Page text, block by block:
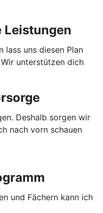
Leistungen
lass uns diesen Plan
unterstützen dich
Deshalb sorgen wir
nach vorn schauen
und Fächern kann ich